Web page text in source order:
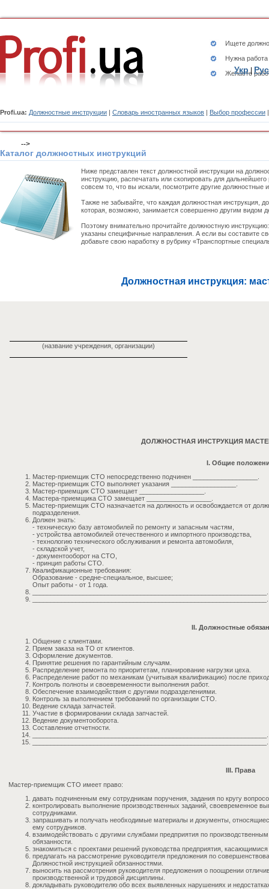
Ищете
Нужна
Желаете
Profi.ua: Должностные инструкции | Словарь иностранных языков | Выбор профессии
Укр| Рус
-->
Каталог должностных инструкций
Ниже представлен текст должностной инструкции на
инструкцию, распечатать или скопировать для
совсем то, что вы искали, посмотрите другие должностные
Также не забывайте, что каждая должностная инструкция,
которая, возможно, занимается совершенно другим видом
Поэтому внимательно прочитайте должностную
указаны специфичные направления. А если вы составите
добавьте свою наработку в рубрику «Транспортные
Должностная инструкция:
(название учреждения, организации)
ДОЛЖНОСТНАЯ ИНСТРУКЦИЯ
I. Общие
Мастер-приемщик СТО непосредственно подчинен __________________.
Мастер-приемщик СТО выполняет указания __________________.
Мастер-приемщик СТО замещает __________________.
Мастера-приемщика СТО замещает __________________.
Мастер-приемщик СТО назначается на должность и освобождается от
подразделения.
Должен знать:
- техническую базу автомобилей по ремонту и запасным частям,
- устройства автомобилей отечественного и импортного производства,
- технологию технического обслуживания и ремонта автомобиля,
- складской учет,
- документооборот на СТО,
- принцип работы СТО.
Квалификационные требования:
Образование - средне-специальное, высшее;
Опыт работы - от 1 года.
II. Должностные
Общение с клиентами.
Прием заказа на ТО от клиентов.
Оформление документов.
Принятие решения по гарантийным случаям.
Распределение ремонта по приоритетам, планирование нагрузки цеха.
Распределение работ по механикам (учитывая квалификацию) после
Контроль полноты и своевременности выполнения работ.
Обеспечение взаимодействия с другими подразделениями.
Контроль за выполнением требований по организации СТО.
Ведение склада запчастей.
Участие в формировании склада запчастей.
Ведение документооборота.
Составление отчетности.
III. Права
Мастер-приемщик СТО имеет право:
давать подчиненным ему сотрудникам поручения, задания по кругу
контролировать выполнение производственных заданий, своевременное
сотрудниками.
запрашивать и получать необходимые материалы и документы,
ему сотрудников.
взаимодействовать с другими службами предприятия по
обязанности.
знакомиться с проектами решений руководства предприятия,
предлагать на рассмотрение руководителя предложения по
Должностной инструкцией обязанностями.
выносить на рассмотрения руководителя предложения о поощрении
производственной и трудовой дисциплины.
докладывать руководителю обо всех выявленных нарушениях и